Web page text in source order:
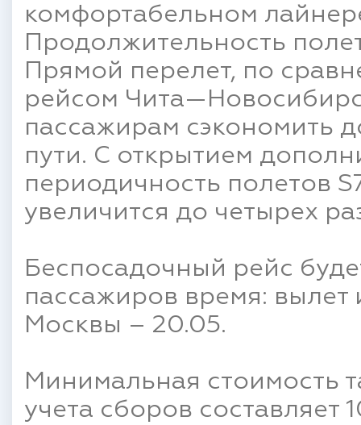
комфортабельном
Продолжительность
Прямой перелет, по
рейсом
пассажирам сэкономить
пути. С открытием
периодичность полетов
увеличится до четырех
Беспосадочный рейс
пассажиров время: вылет
Москвы – 20.05.
Минимальная стоимость
учета сборов составляет